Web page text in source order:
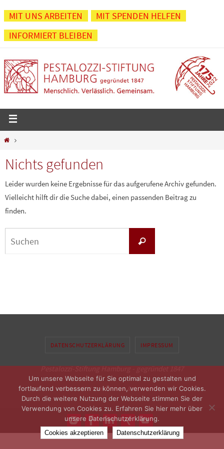
Zum
Inhalt
springen
MIT UNS ARBEITEN
MIT SPENDEN HELFEN
INFORMIERT BLEIBEN
Start
Nichts gefunden
Leider wurden keine Ergebnisse für das aufgerufene Archiv gefunden.
Vielleicht hilft dir die Suche dabei, einen passenden Beitrag zu
finden.
Suchen
DATENSCHUTZERKLÄRUNG IMPRESSUM
Pestalozzi-Stiftung Hamburg - gegründet 1847
Präsentiert vonNirvana&WordPress.
Um unsere Webseite für Sie optimal zu gestalten und
fortlaufend verbessern zu können, verwenden wir Cookies.
Durch die weitere Nutzung der Webseite stimmen Sie der
Verwendung von Cookies zu. Erfahren Sie hier mehr über
unsere Datenschutzerklärung.
Cookies akzeptieren Datenschutzerklärung